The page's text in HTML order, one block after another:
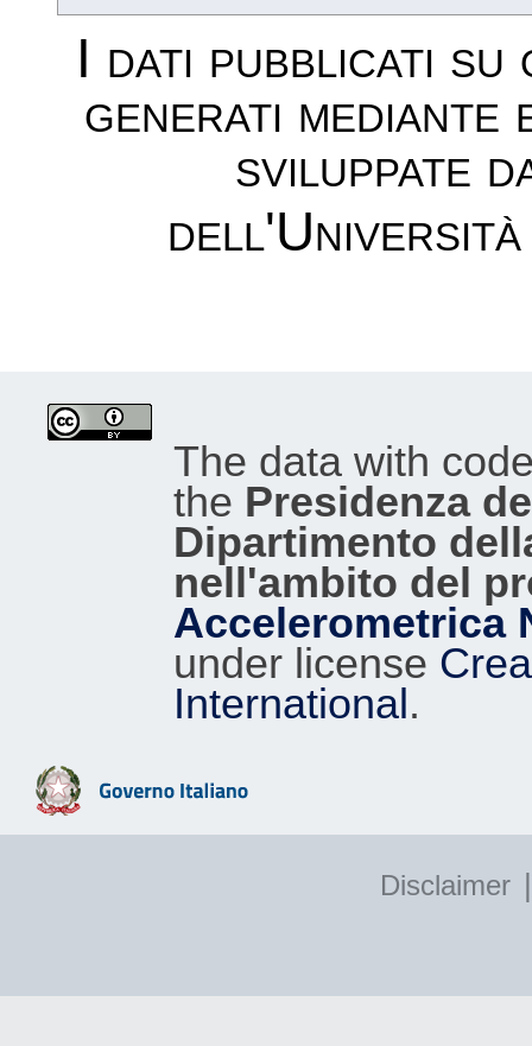
I dati pubblicati su
generati mediante
sviluppate
The data with
the Presidenza
Dipartimento
nell'ambito del
Accelerometrica
under license
International.
Disclaimer